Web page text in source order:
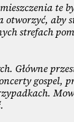
te
aby
strefach
Główne
gospel,